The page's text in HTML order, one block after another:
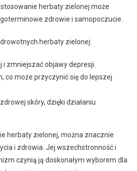
herbaty zielonej może
zdrowie i samopoczucie.
herbaty zielonej:
i zmniejszać objawy depresji.
co może przyczynić się do lepszej
skóry, dzięki działaniu
herbaty zielonej, można znacznie
i zdrowia. Jej wszechstronność i
czynią ją doskonałym wyborem dla